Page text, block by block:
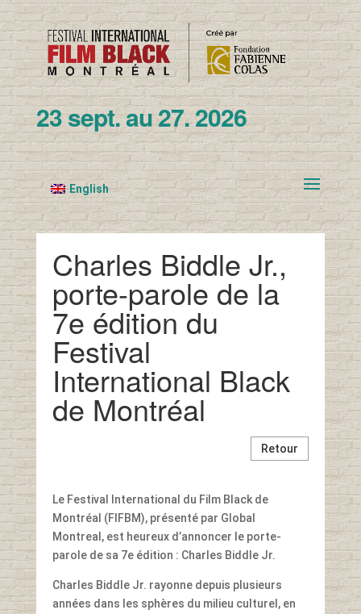
23 sept. au 27. 2026
English
Charles Biddle Jr.,
porte-parole de la
7e édition du
Festival
International Black
de Montréal
Retour
Le Festival International du Film Black de
Montréal (FIFBM), présenté par Global
Montreal, est heureux d’annoncer le porte-
parole de sa 7e édition : Charles Biddle Jr.
Charles Biddle Jr. rayonne depuis plusieurs
années dans les sphères du milieu culturel, en